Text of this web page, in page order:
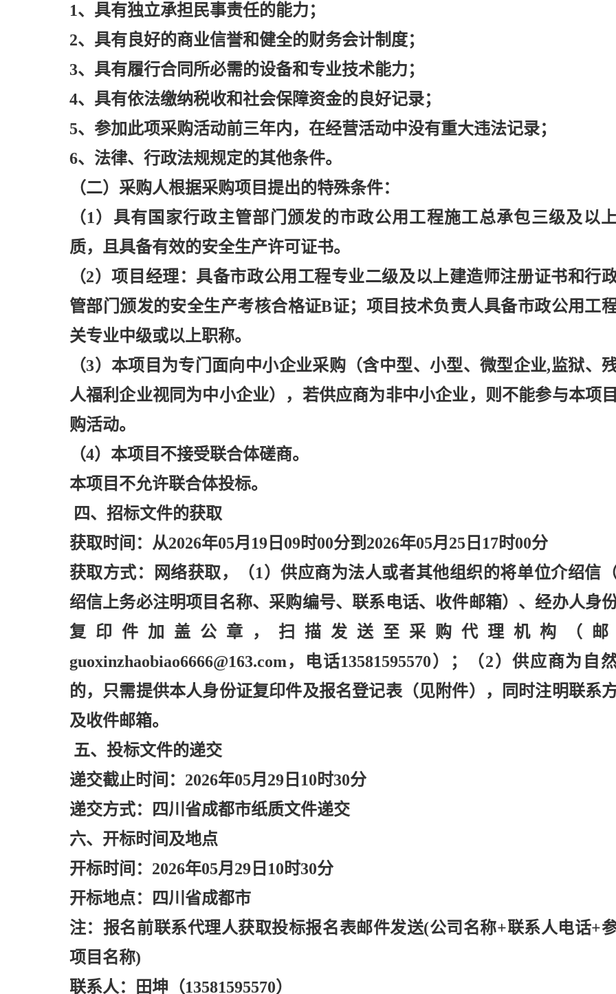
1、具有独立承担民事责任的能力；
2、具有良好的商业信誉和健全的财务会计制度；
3、具有履行合同所必需的设备和专业技术能力；
4、具有依法缴纳税收和社会保障资金的良好记录；
5、参加此项采购活动前三年内，在经营活动中没有重大违法记录；
6、法律、行政法规规定的其他条件。
（二）采购人根据采购项目提出的特殊条件：
（1）具有国家行政主管部门颁发的市政公用工程施工总承包三级及以
质，且具备有效的安全生产许可证书。
（2）项目经理：具备市政公用工程专业二级及以上建造师注册证书和行
管部门颁发的安全生产考核合格证B证；项目技术负责人具备市政公用工
关专业中级或以上职称。
（3）本项目为专门面向中小企业采购（含中型、小型、微型企业,监狱、
人福利企业视同为中小企业），若供应商为非中小企业，则不能参与本项
购活动。
（4）本项目不接受联合体磋商。
本项目不允许联合体投标。
四、招标文件的获取
获取时间：从2026年05月19日09时00分到2026年05月25日17时00分
获取方式：网络获取，（1）供应商为法人或者其他组织的将单位介绍信
绍信上务必注明项目名称、采购编号、联系电话、收件邮箱）、经办人身
复印件加盖公章，扫描发送至采购代理机构（邮
guoxinzhaobiao6666@163.com，电话13581595570）；（2）供应商为自
的，只需提供本人身份证复印件及报名登记表（见附件），同时注明联系
及收件邮箱。
五、投标文件的递交
递交截止时间： 2026年05月29日10时30分
递交方式：四川省成都市纸质文件递交
六、开标时间及地点
开标时间： 2026年05月29日10时30分
开标地点：四川省成都市
注：报名前联系代理人获取投标报名表邮件发送(公司名称+联系人电话+
项目名称)
联系人：田坤（13581595570）